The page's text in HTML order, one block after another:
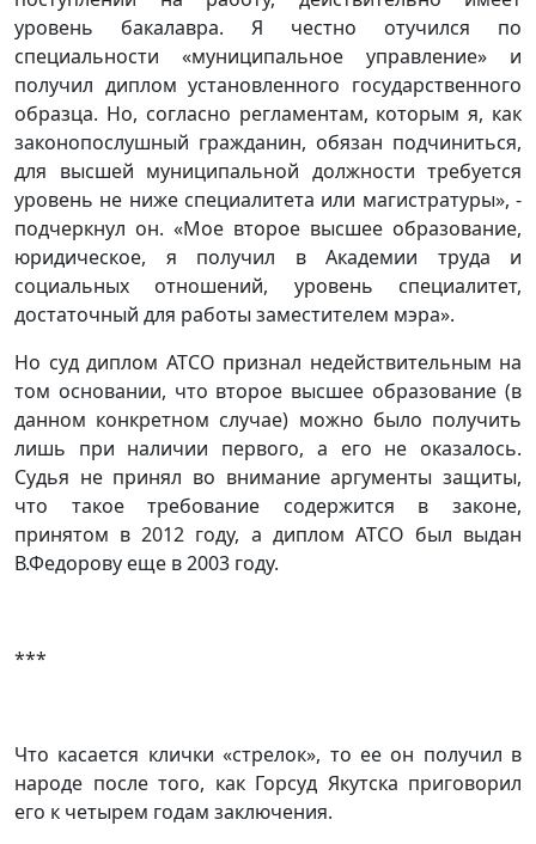
уровень бакалавра. Я честно отучился по
специальности «муниципальное управление» и
получил диплом установленного государственного
образца. Но, согласно регламентам, которым я, как
законопослушный гражданин, обязан подчиниться,
для высшей муниципальной должности требуется
уровень не ниже специалитета или магистратуры», -
подчеркнул он. «Мое второе высшее образование,
юридическое, я получил в Академии труда и
социальных отношений, уровень специалитет,
достаточный для работы заместителем мэра».
Но суд диплом АТСО признал недействительным на
том основании, что второе высшее образование (в
данном конкретном случае) можно было получить
лишь при наличии первого, а его не оказалось.
Судья не принял во внимание аргументы защиты,
что такое требование содержится в законе,
принятом в 2012 году, а диплом АТСО был выдан
В.Федорову еще в 2003 году.
***
Что касается клички «стрелок», то ее он получил в
народе после того, как Горсуд Якутска приговорил
его к четырем годам заключения.